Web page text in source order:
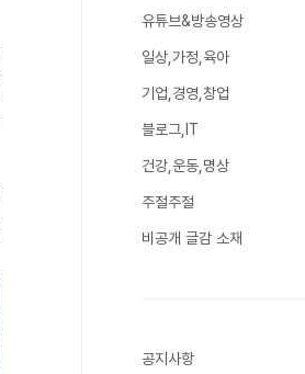
유튜브&방송영상
일상,가정,육아
기업,경영,창업
블로그,IT
건강,운동,명상
주절주절
비공개 글감 소재
공지사항